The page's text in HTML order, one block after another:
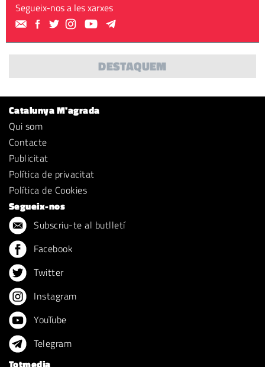
Segueix-nos a les xarxes
DESTAQUEM
Catalunya M'agrada
Qui som
Contacte
Publicitat
Política de privacitat
Política de Cookies
Segueix-nos
Subscriu-te al butlletí
Facebook
Twitter
Instagram
YouTube
Telegram